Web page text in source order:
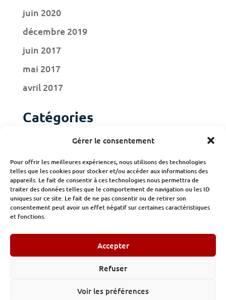
Gérer le consentement
Pour offrir les meilleures expériences, nous utilisons des technologies
telles que les cookies pour stocker et/ou accéder aux informations des
appareils. Le fait de consentir à ces technologies nous permettra de
traiter des données telles que le comportement de navigation ou les ID
uniques sur ce site. Le fait de ne pas consentir ou de retirer son
consentement peut avoir un effet négatif sur certaines caractéristiques
et fonctions.
Accepter
Refuser
Voir les préférences
juin 2020
décembre 2019
juin 2017
mai 2017
avril 2017
Catégories
Publications
© Institut des Constructeurs et des Promoteurs 32/34 avenue
Kléber Paris -Tel : 01.89.53.47.11